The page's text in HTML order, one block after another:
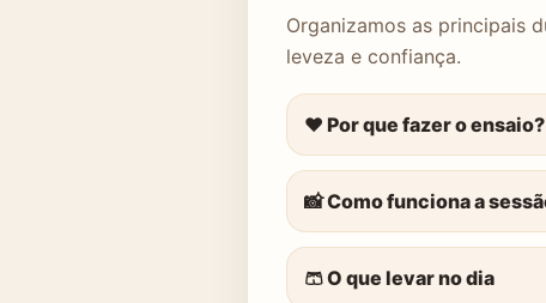
Organizamos as principais
leveza e confiança.
❤️ Por que fazer o ensaio?
📸 Como funciona a
🩳 O que levar no dia